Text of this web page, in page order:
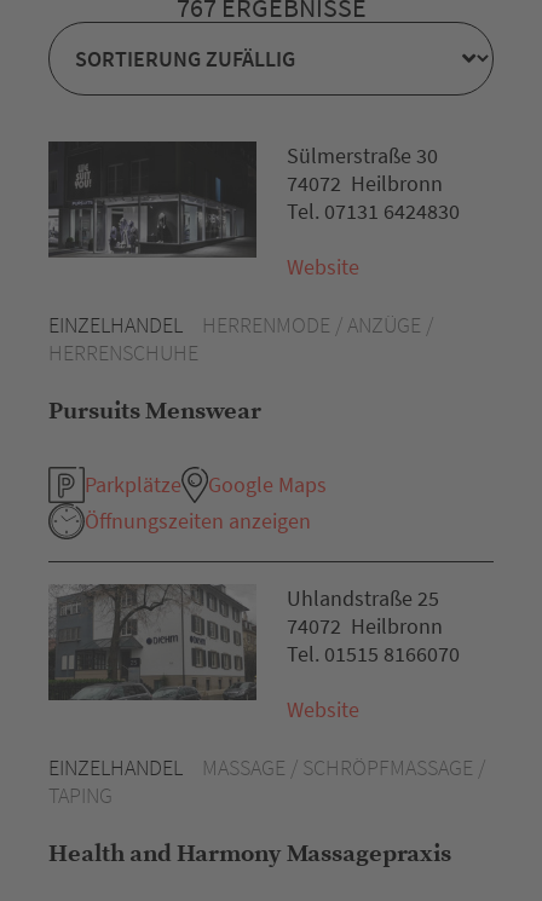
EINZELHANDEL
HERRENMODE / ANZÜGE /
HERRENSCHUHE
Pursuits Menswear
Parkplätze
Google Maps
Öffnungszeiten anzeigen
Sülmerstraße 30
74072 Heilbronn
Tel. 07131 6424830
Website
EINZELHANDEL
MASSAGE / SCHRÖPFMASSAGE /
TAPING
Health and Harmony Massagepraxis
Uhlandstraße 25
74072 Heilbronn
Tel. 01515 8166070
Website